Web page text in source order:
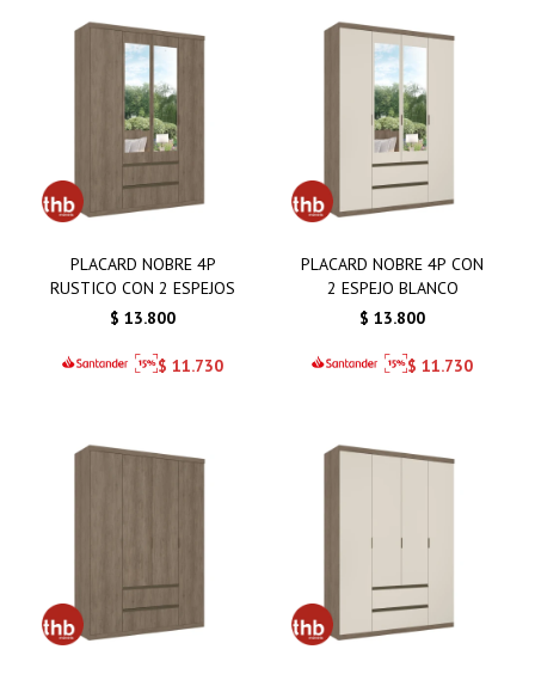
PLACARD NOBRE 4P
RUSTICO CON 2 ESPEJOS
$ 13.800
$ 11.730
PLACARD NOBRE 4P CON
2 ESPEJO BLANCO
$ 13.800
$ 11.730